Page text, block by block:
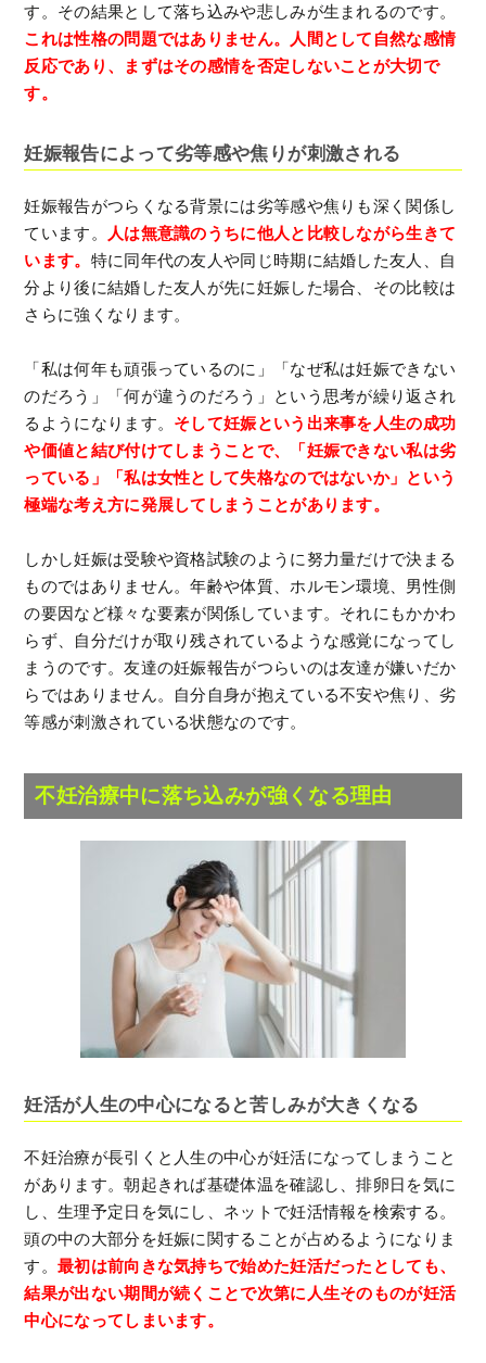
す。その結果として落ち込みや悲しみが生まれるのです。
これは性格の問題ではありません。人間として自然な感情
反応であり、まずはその感情を否定しないことが大切で
す。
妊娠報告によって劣等感や焦りが刺激される
妊娠報告がつらくなる背景には劣等感や焦りも深く関係し
ています。
人は無意識のうちに他人と比較しながら生きて
います。 特に同年代の友人や同じ時期に結婚した友人、自
分より後に結婚した友人が先に妊娠した場合、その比較は
さらに強くなります。
「私は何年も頑張っているのに」「なぜ私は妊娠できない
のだろう」「何が違うのだろう」という思考が繰り返され
るようになります。 そして妊娠という出来事を人生の成功
や価値と結び付けてしまうことで、「妊娠できない私は劣
っている」「私は女性として失格なのではないか」という
極端な考え方に発展してしまうことがあります。
しかし妊娠は受験や資格試験のように努力量だけで決まる
ものではありません。年齢や体質、ホルモン環境、男性側
の要因など様々な要素が関係しています。それにもかかわ
らず、自分だけが取り残されているような感覚になってし
まうのです。友達の妊娠報告がつらいのは友達が嫌いだか
らではありません。自分自身が抱えている不安や焦り、劣
等感が刺激されている状態なのです。
不妊治療中に落ち込みが強くなる理由
妊活が人生の中心になると苦しみが大きくなる
不妊治療が長引くと人生の中心が妊活になってしまうこと
があります。朝起きれば基礎体温を確認し、排卵日を気に
し、生理予定日を気にし、ネットで妊活情報を検索する。
頭の中の大部分を妊娠に関することが占めるようになりま
す。最初は前向きな気持ちで始めた妊活だったとしても、
結果が出ない期間が続くことで次第に人生そのものが妊活
中心になってしまいます。